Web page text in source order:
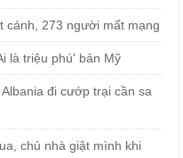
cánh, 273 người mất mạng
là triệu phú' bản Mỹ
đi cướp trại cần sa
chủ nhà giật mình khi